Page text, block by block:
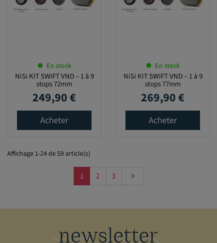
En stock
NiSi KIT SWIFT VND – 1 à 9
stops 72mm
Prix
249,90 €
Acheter
En stock
NiSi KIT SWIFT VND – 1 à 9
stops 77mm
Prix
269,90 €
Acheter
Affichage 1-24 de 59 article(s)
1 2 3 Suivant

newsletter